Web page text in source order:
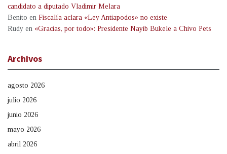
candidato a diputado Vladimir Melara
Benito en Fiscalía aclara «Ley Antiapodos» no existe
Rudy en «Gracias, por todo»: Presidente Nayib Bukele a Chivo Pets
Archivos
agosto 2026
julio 2026
junio 2026
mayo 2026
abril 2026